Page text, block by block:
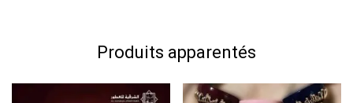
Produits apparentés